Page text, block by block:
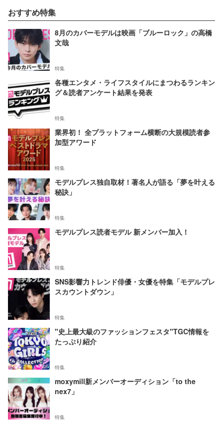
おすすめ特集
8月のカバーモデルは映画「ブルーロック」の高橋
文哉
特集
各種エンタメ・ライフスタイルにまつわるランキン
グ＆読者アンケート結果を発表
特集
業界初！ 全プラットフォーム横断の大規模読者参
加型アワード
特集
モデルプレス独自取材！著名人が語る「夢を叶える
秘訣」
特集
モデルプレス読者モデル 新メンバー加入！
特集
SNS影響力トレンド俳優・女優を特集「モデルプレ
スカウントダウン」
特集
"史上最大級のファッションフェスタ"TGC情報を
たっぷり紹介
特集
moxymill新メンバーオーディション「to the
nex7」
特集